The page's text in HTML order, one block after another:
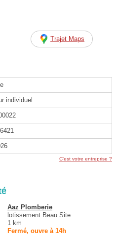
Trajet Maps
individuel
C'est votre entreprise ?
Aaz Plomberie
lotissement Beau Site
1 km
Fermé, ouvre à 14h